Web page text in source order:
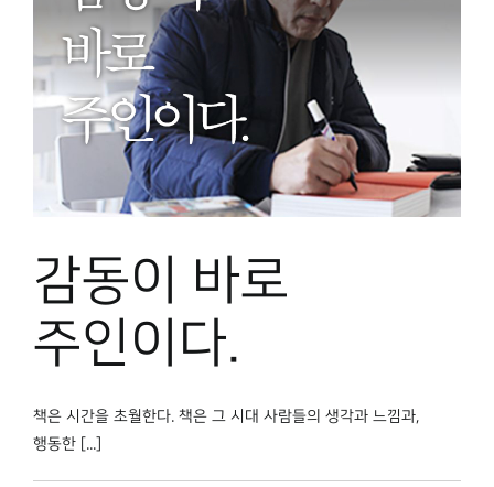
감동이 바로
주인이다.
책은 시간을 초월한다. 책은 그 시대 사람들의 생각과 느낌과,
행동한 [...]